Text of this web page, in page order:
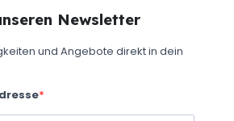
Newsletter
und Angebote direkt in dein